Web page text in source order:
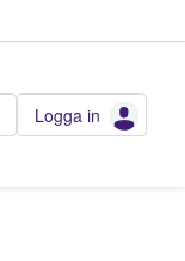
Logga in